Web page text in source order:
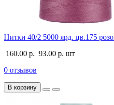
Нитки 40/2 5000 ярд. цв.175
160.00 р. 93.00 р. шт
0 отзывов
В корзину